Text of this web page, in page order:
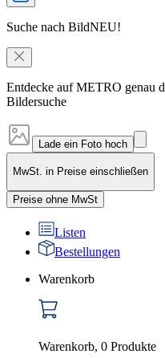
Suche nach BildNEU!
Entdecke auf METRO genau
Bildersuche
Lade ein Foto hoch
MwSt. in Preise einschließen
Preise ohne MwSt
Listen
Bestellungen
Warenkorb
Warenkorb, 0 Produkte